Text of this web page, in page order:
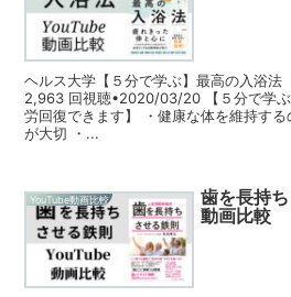
ヘルス大学【５分で学ぶ】最高の入浴法
2,963 回視聴•2020/03/20 【５分で学
労回復できます】 ・健康な体を維持す
が大切 ・...
YouTube動画比較
歯を長持
動画比較